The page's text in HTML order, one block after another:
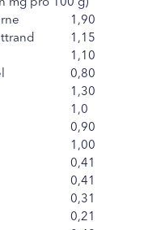
1,90
1,15
1,10
0,80
1,30
1,0
0,90
1,00
0,41
0,41
0,31
0,21